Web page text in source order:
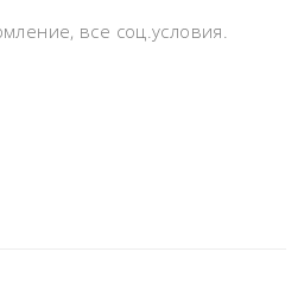
все соц.условия.